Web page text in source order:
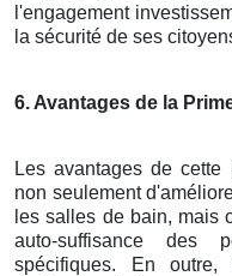
l'engagement
la sécurité de ses
6. Avantages de la
Les avantages de
non seulement
les salles de bain, mais
auto-suffisance des
spécifiques. En